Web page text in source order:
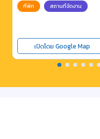
ที่พัก สถานที่จัดงาน
เปิดโดย Google Map